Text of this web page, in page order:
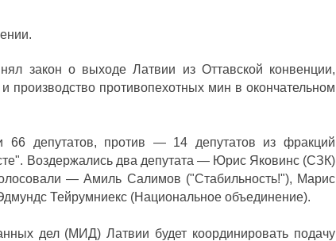
закон о выходе Латвии из Оттавской конвенции,
производство противопехотных мин в окончательном
66 депутатов, против — 14 депутатов из фракций
Воздержались два депутата — Юрис Яковинс (СЗК)
— Амиль Салимов ("Стабильность!"), Марис
Тейрумниекс (Национальное объединение).
дел (МИД) Латвии будет координировать подачу